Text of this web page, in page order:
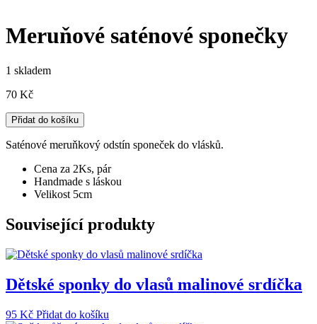
Meruňové saténové sponečky
1 skladem
70 Kč
Meruňové
saténové
sponečky
Přidat do košíku
Saténové meruňkový odstín sponeček do vlásků.
Cena za 2Ks, pár
Handmade s láskou
Velikost 5cm
Související produkty
Dětské sponky do vlasů malinové srdíčka
95 Kč Přidat do košíku